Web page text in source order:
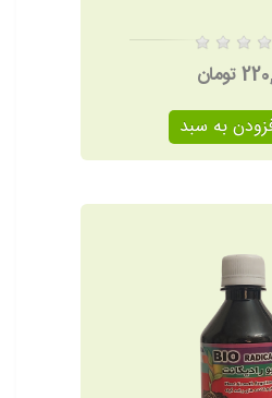
تومان
به سبد